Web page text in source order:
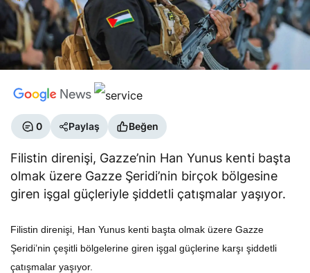
0 Paylaş Beğen
Filistin direnişi, Gazze’nin Han Yunus kenti başta
olmak üzere Gazze Şeridi’nin birçok bölgesine
giren işgal güçleriyle şiddetli çatışmalar yaşıyor.
Filistin direnişi, Han Yunus kenti başta olmak üzere Gazze
Şeridi’nin çeşitli bölgelerine giren işgal güçlerine karşı şiddetli
çatışmalar yaşıyor.